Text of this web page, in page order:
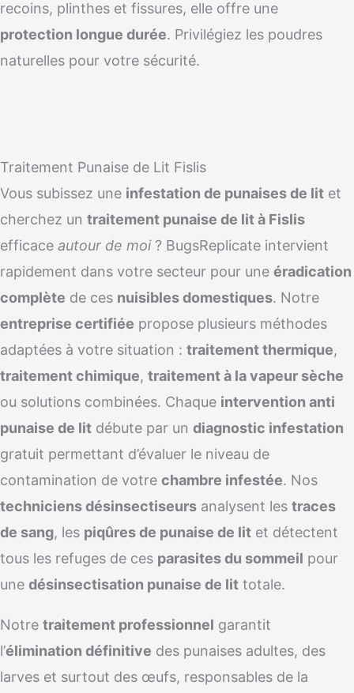
recoins, plinthes et fissures, elle offre une
protection longue durée. Privilégiez les poudres
naturelles pour votre sécurité.
Traitement Punaise de Lit Fislis
Vous subissez une infestation de punaises de lit et
cherchez un traitement punaise de lit à Fislis
efficace autour de moi? BugsReplicate intervient
rapidement dans votre secteur pour une éradication
complète de ces nuisibles domestiques. Notre
entreprise certifiée propose plusieurs méthodes
adaptées à votre situation : traitement thermique,
traitement chimique, traitement à la vapeur sèche
ou solutions combinées. Chaque intervention anti
punaise de lit débute par un diagnostic infestation
gratuit permettant d’évaluer le niveau de
contamination de votre chambre infestée. Nos
techniciens désinsectiseurs analysent les traces
de sang, les piqûres de punaise de lit et détectent
tous les refuges de ces parasites du sommeil pour
une désinsectisation punaise de lit totale.
Notre traitement professionnel garantit
l’élimination définitive des punaises adultes, des
larves et surtout des œufs, responsables de la